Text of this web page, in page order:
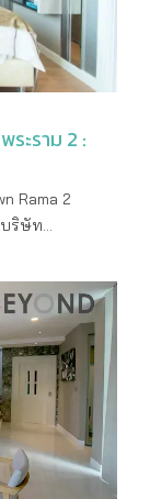
พระราม 2
บางมด ,วัดเลา
เนกประสงค์ 3
ย 168 ตร.ม.
C] บ้าน
งน้ำ2 ที่จอดรถ
น 1 ห้อง
อย 147 ตรม.
พร้อมเข้าอยู่
งวัฒนธรรมพื้น
เป็นโครงการ
แบบ ระบบ
วงแหวน
ล้เคียง : บุญ
ม 2
ระราม 2 :
Rama 2
บริษัท
มหาชน) ที่ตั้ง
ห์ ต.พันท้าย
งการ : 38 – 0
นวนบ้าน : 381
วน์โฮม 2 ชั้น
อดรถ -
ร.ม. 4 ห้อง
มปลอดภัย